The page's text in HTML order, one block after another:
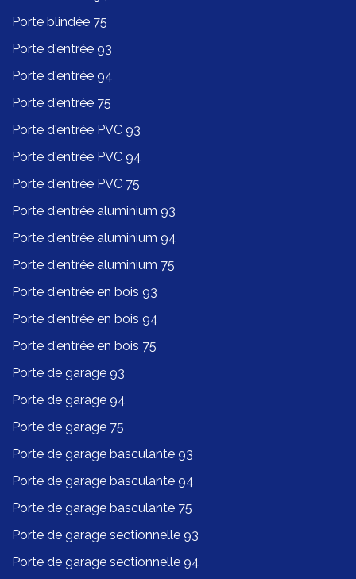
Porte blindée 75
Porte d'entrée 93
Porte d'entrée 94
Porte d'entrée 75
Porte d'entrée PVC 93
Porte d'entrée PVC 94
Porte d'entrée PVC 75
Porte d'entrée aluminium 93
Porte d'entrée aluminium 94
Porte d'entrée aluminium 75
Porte d'entrée en bois 93
Porte d'entrée en bois 94
Porte d'entrée en bois 75
Porte de garage 93
Porte de garage 94
Porte de garage 75
Porte de garage basculante 93
Porte de garage basculante 94
Porte de garage basculante 75
Porte de garage sectionnelle 93
Porte de garage sectionnelle 94